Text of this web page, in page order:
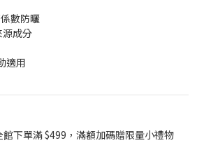
數防曬
源成分
適用
館下單滿 $499，滿額加碼贈限量小禮物